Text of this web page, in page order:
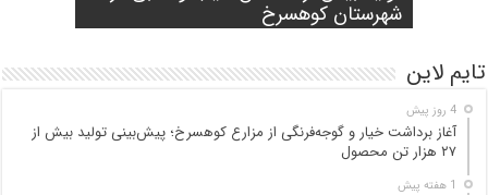
تن محصول
شهرستان کوهسرخ
۲۵ مصدوم
کوهسرخ و بررسی نقاط حادثه‌خیز
مدارس برای سال تحصیلی جدید
تایم لاین
4 روز پیش
آغاز برداشت خیار و گوجه‌فرنگی از مزارع کوهسرخ؛ پیش‌بینی تولید بیش از
۲۷ هزار تن محصول
1 هفته پیش